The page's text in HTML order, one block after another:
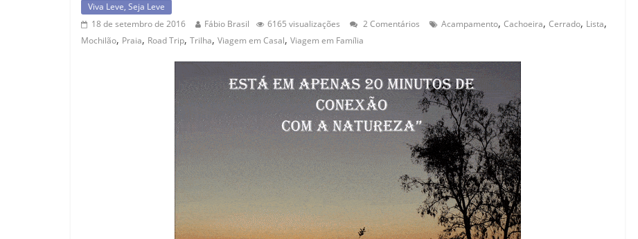
Viva Leve, Seja Leve
18 de setembro de 2016
Fábio Brasil 6165 visualizações 2 Comentários Acampamento, Cachoeira, Cerrado, Lista,
Mochilão, Praia, Road Trip, Trilha, Viagem em Casal, Viagem em Família